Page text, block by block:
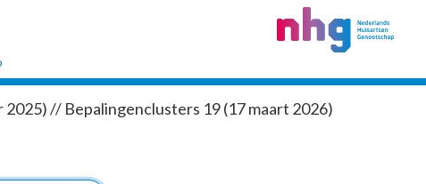
// Bepalingenclusters 19 (17 maart 2026)